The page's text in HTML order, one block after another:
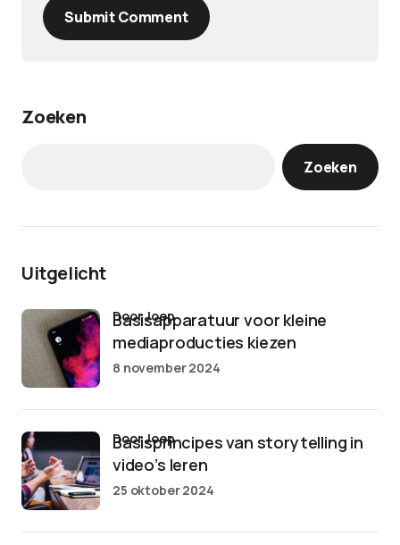
Submit Comment
Zoeken
Zoeken
Uitgelicht
Basisapparatuur voor kleine
mediaproducties kiezen
door Joep
8 november 2024
Basisprincipes van storytelling in
video’s leren
door Joep
25 oktober 2024